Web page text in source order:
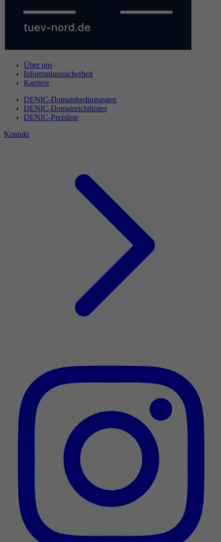
Über uns
Informationssicherheit
Karriere
DENIC-Domainbedingungen
DENIC-Domainrichtlinien
DENIC-Preisliste
Kontakt